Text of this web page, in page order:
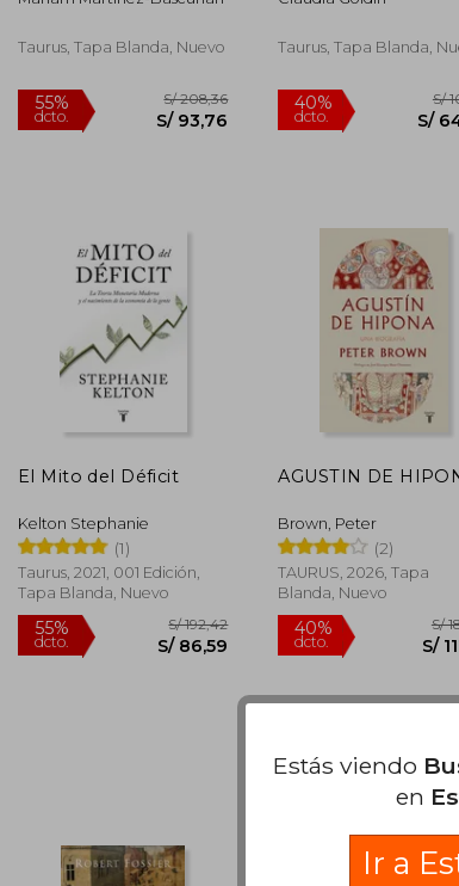
Taurus, Tapa Blanda, Nuevo
55%
dcto.
Taurus, Tapa Blanda,
40%
dcto.
El Mito del Déficit
Kelton Stephanie
(1)
Taurus, 2021, 001 Edición,
Tapa Blanda, Nuevo
AGUSTIN DE
Brown, Peter
(2)
TAURUS, 2026, Tapa
Blanda, Nuevo
Estás viendo
en
Ir a